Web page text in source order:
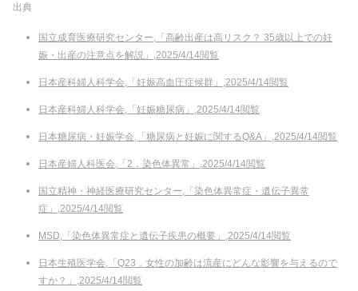
出典
国立成育医療研究センター,「高齢出産は高リスク？ 35歳以上での妊
娠・出産の注意点を解説」,2025/4/14閲覧
日本産科婦人科学会,「妊娠高血圧症候群」,2025/4/14閲覧
日本産科婦人科学会,「妊娠糖尿病」,2025/4/14閲覧
日本糖尿病・妊娠学会,「糖尿病と妊娠に関するQ&A」,2025/4/14閲覧
日本産婦人科医会,「2．染色体異常」,2025/4/14閲覧
国立精神・神経医療研究センター,「染色体異常症・遺伝子異常
症」,2025/4/14閲覧
MSD,「染色体異常症と遺伝子疾患の概要」,2025/4/14閲覧
日本生殖医学会,「Q23．女性の加齢は流産にどんな影響を与えるので
すか？」,2025/4/14閲覧